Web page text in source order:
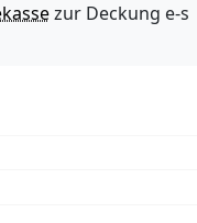
zur Deckung e-s